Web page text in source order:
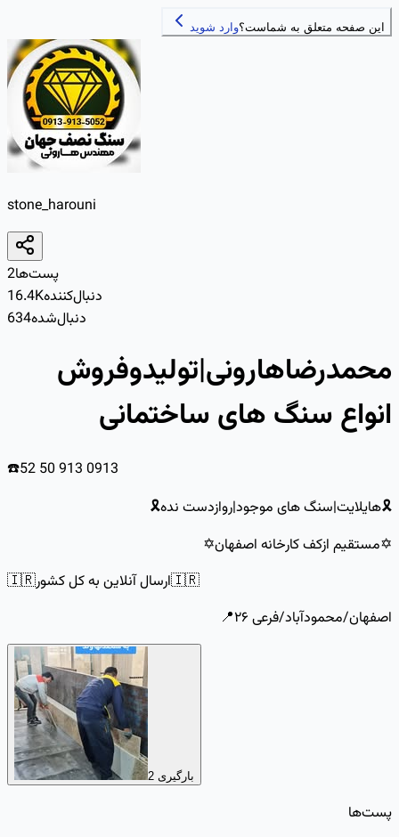
این صفحه متعلق به شماست؟وارد شوید
stone_harouni
2پست‌ها
16.4Kدنبال‌کننده
634دنبال‌شده
محمدرضاهارونی|تولیدو‌فروش
انواع سنگ های ساختمانی
☎️52 50 913 0913
🎗هایلایت|سنگ های موجود|روازدست نده🎗
✡️مستقیم ازکف کارخانه اصفهان✡️
🇮🇷ارسال آنلاین به کل کشور🇮🇷
اصفهان/محمودآباد/فرعی ۲۶📍
بارگیری 2
پست‌ها